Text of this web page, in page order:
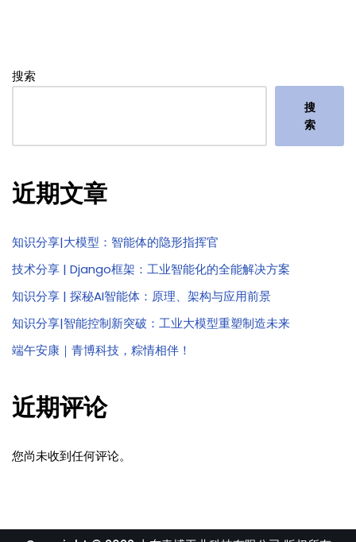
搜索
搜
索
近期文章
知识分享|大模型：智能体的隐形指挥官
技术分享 | Django框架：工业智能化的全能解决方案
知识分享 | 探秘AI智能体：原理、架构与应用前景
知识分享|智能控制新突破：工业大模型重塑制造未来
端午安康｜青博科技，粽情相伴！
近期评论
您尚未收到任何评论。